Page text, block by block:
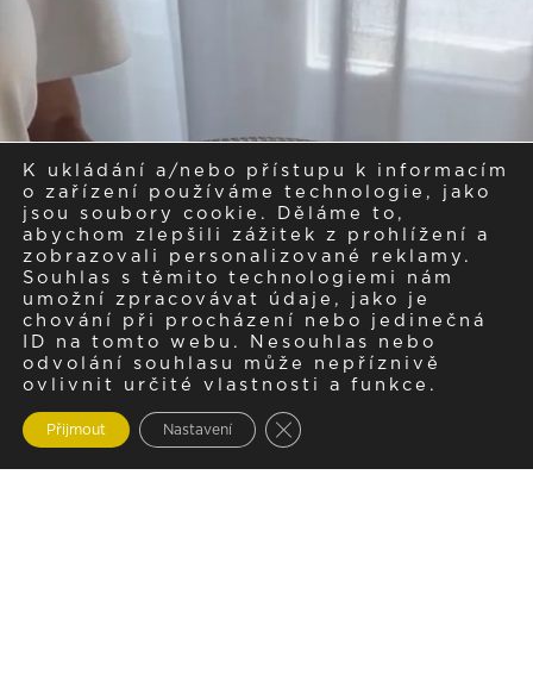
K ukládání a/nebo přístupu k informacím
o zařízení používáme technologie, jako
jsou soubory cookie. Děláme to,
abychom zlepšili zážitek z prohlížení a
zobrazovali personalizované reklamy.
Souhlas s těmito technologiemi nám
umožní zpracovávat údaje, jako je
chování při procházení nebo jedinečná
ID na tomto webu. Nesouhlas nebo
odvolání souhlasu může nepříznivě
ovlivnit určité vlastnosti a funkce.
Přijmout Nastavení Zavřít cookie lištu GDPR